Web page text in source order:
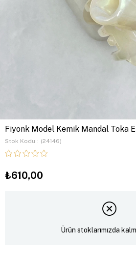
Fiyonk Model Kemik Mandal Toka
Stok Kodu (24146)
₺610,00
Ürün stoklarımızda